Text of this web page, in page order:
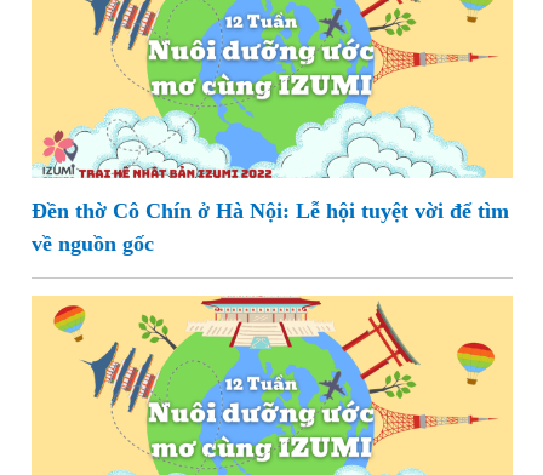
Đền thờ Cô Chín ở Hà Nội: Lễ hội tuyệt vời để tìm
về nguồn gốc